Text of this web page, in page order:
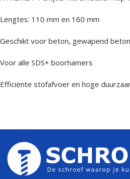
Lengtes: 110 mm en 160 mm
Geschikt voor beton, gewapend
Voor alle SDS+ boorhamers
Efficiënte stofafvoer en hoge